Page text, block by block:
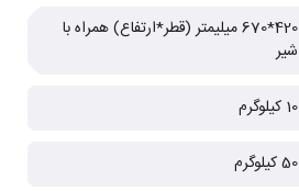
420*670 میلیمتر (قطر*ارتفاع) همراه با
شیر
10 کیلوگرم
50 کیلوگرم